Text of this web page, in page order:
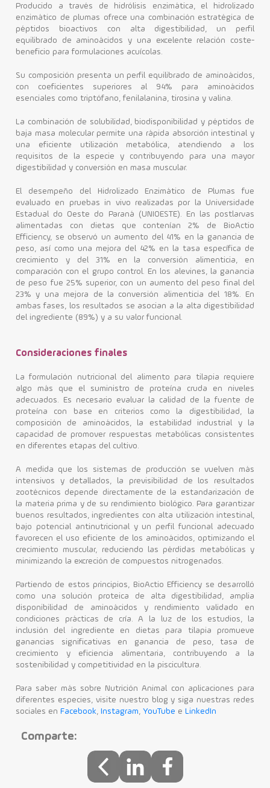
Producido a través de hidrólisis enzimática, el hidrolizado
enzimático de plumas ofrece una combinación estratégica de
péptidos bioactivos con alta digestibilidad, un perfil
equilibrado de aminoácidos y una excelente relación coste-
beneficio para formulaciones acuícolas.
Su composición presenta un perfil equilibrado de aminoácidos,
con coeficientes superiores al 94% para aminoácidos
esenciales como triptófano, fenilalanina, tirosina y valina.
La combinación de solubilidad, biodisponibilidad y péptidos de
baja masa molecular permite una rápida absorción intestinal y
una eficiente utilización metabólica, atendiendo a los
requisitos de la especie y contribuyendo para una mayor
digestibilidad y conversión en masa muscular.
El desempeño del Hidrolizado Enzimático de Plumas fue
evaluado en pruebas in vivo realizadas por la Universidade
Estadual do Oeste do Paraná (UNIOESTE). En las postlarvas
alimentadas con dietas que contenían 2% de BioActio
Efficiency, se observó un aumento del 41% en la ganancia de
peso, así como una mejora del 42% en la tasa específica de
crecimiento y del 31% en la conversión alimenticia, en
comparación con el grupo control. En los alevines, la ganancia
de peso fue 25% superior, con un aumento del peso final del
23% y una mejora de la conversión alimenticia del 18%. En
ambas fases, los resultados se asocian a la alta digestibilidad
del ingrediente (89%) y a su valor funcional.
Consideraciones finales
La formulación nutricional del alimento para tilapia requiere
algo más que el suministro de proteína cruda en niveles
adecuados. Es necesario evaluar la calidad de la fuente de
proteína con base en criterios como la digestibilidad, la
composición de aminoácidos, la estabilidad industrial y la
capacidad de promover respuestas metabólicas consistentes
en diferentes etapas del cultivo.
A medida que los sistemas de producción se vuelven más
intensivos y detallados, la previsibilidad de los resultados
zootécnicos depende directamente de la estandarización de
la materia prima y de su rendimiento biológico. Para garantizar
buenos resultados, ingredientes con alta utilización intestinal,
bajo potencial antinutricional y un perfil funcional adecuado
favorecen el uso eficiente de los aminoácidos, optimizando el
crecimiento muscular, reduciendo las pérdidas metabólicas y
minimizando la excreción de compuestos nitrogenados.
Partiendo de estos principios, BioActio Efficiency se desarrolló
como una solución proteica de alta digestibilidad, amplia
disponibilidad de aminoácidos y rendimiento validado en
condiciones prácticas de cría. A la luz de los estudios, la
inclusión del ingrediente en dietas para tilapia promueve
ganancias significativas en ganancia de peso, tasa de
crecimiento y eficiencia alimentaria, contribuyendo a la
sostenibilidad y competitividad en la piscicultura.
Para saber más sobre Nutrición Animal con aplicaciones para
diferentes especies, visite nuestro blog y siga nuestras redes
sociales en Facebook, Instagram, YouTube e LinkedIn
Comparte: